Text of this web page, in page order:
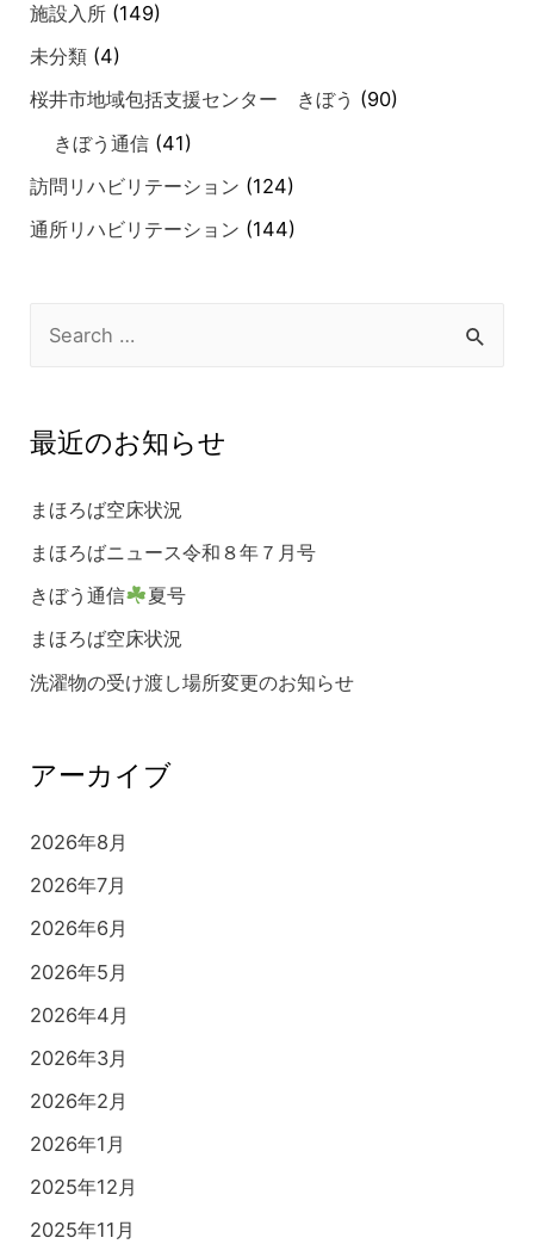
施設入所 (149)
未分類 (4)
桜井市地域包括支援センター きぼう (90)
きぼう通信 (41)
訪問リハビリテーション (124)
通所リハビリテーション (144)
最近のお知らせ
まほろば空床状況
まほろばニュース令和８年７月号
きぼう通信
夏号
まほろば空床状況
洗濯物の受け渡し場所変更のお知らせ
アーカイブ
2026年8月
2026年7月
2026年6月
2026年5月
2026年4月
2026年3月
2026年2月
2026年1月
2025年12月
2025年11月